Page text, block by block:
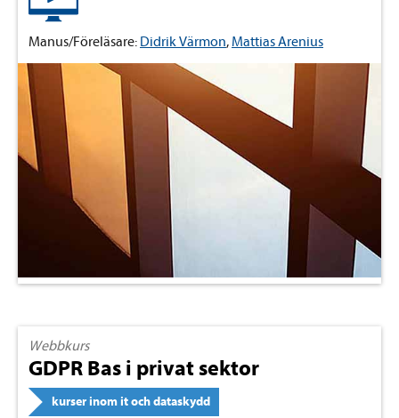
Manus/Föreläsare: Didrik Värmon, Mattias Arenius
Webbkurs
GDPR Bas i privat sektor
kurser inom it och dataskydd